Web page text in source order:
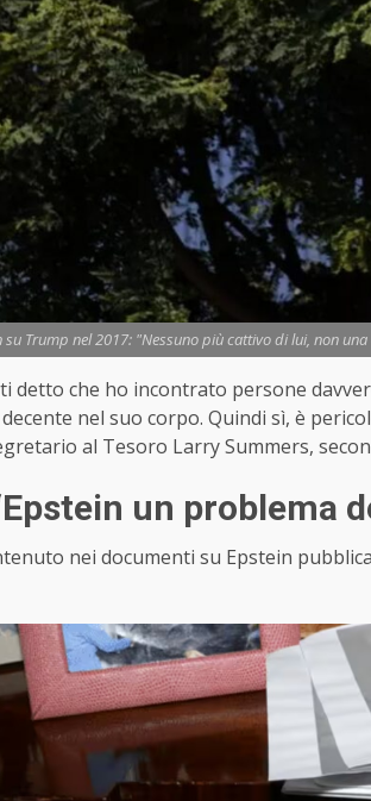
su Trump nel 2017: "Nessuno più cattivo di lui, non
detto che ho incontrato persone
nel suo corpo. Quindi sì, è
al Tesoro Larry Summers,
un problema
nei documenti su Epstein